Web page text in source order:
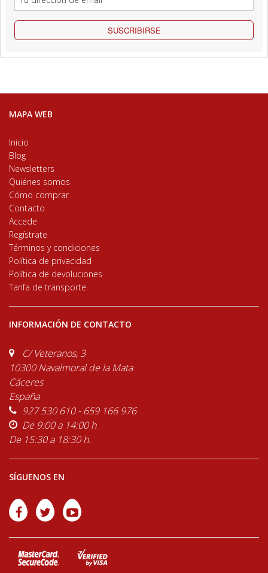
SUSCRIBIRSE
MAPA WEB
Inicio
Blog
Newsletters
Quiénes somos
Cómo comprar
Contacto
Accede
Regístrate
Términos y condiciones
Política de privacidad
Política de devoluciones
Tarifa de transporte
INFORMACIÓN DE CONTACTO
C/ Veteranos, 3
10300 Navalmoral de la Mata
Cáceres
España
927 530 610 - 659 166 976
De 9:00 a 14:00 h
De 15:30 a 18:30 h.
SÍGUENOS EN